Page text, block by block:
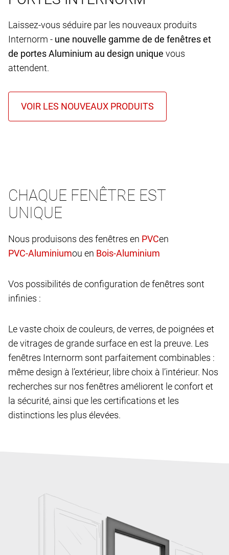
Laissez-vous séduire par les nouveaux produits
Internorm - une nouvelle gamme de de fenêtres et
de portes Aluminium au design unique vous
attendent.
CHAQUE FENÊTRE EST
UNIQUE
Nous produisons des fenêtres en
en
ou en
Vos possibilités de configuration de fenêtres sont
infinies :
Le vaste choix de couleurs, de verres, de poignées et
de vitrages de grande surface en est la preuve. Les
fenêtres Internorm sont parfaitement combinables :
même design à l’extérieur, libre choix à l’intérieur. Nos
recherches sur nos fenêtres améliorent le confort et
la sécurité, ainsi que les certifications et les
distinctions les plus élevées.